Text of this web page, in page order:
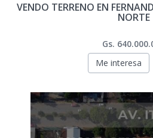
VENDO TERRENO EN
NORTE
Gs.
Me interesa